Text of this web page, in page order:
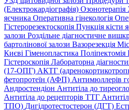
(Електрокардіографія) Озонотерапія
яєчника Оперативна гінекологія
Гістерорезектоскопія Пункція кісти
залози Роздільне діагностичне
бартолінової залози Вазорезекція
Києві Гіменопластика Поліпектомія
Гістероскопія Лабораторна
(17-ОПГ) АКТГ
фетопротеїн (АФП) Антимюллерів
Андростендіон Антитіла до
Антитіла до рецепторів ТТГ
ТПО) Дигідротестостерон (ДГТ)